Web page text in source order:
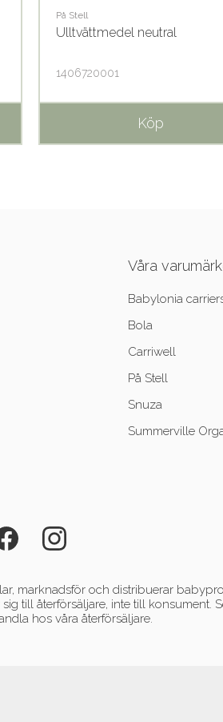
På Stell
Ulltvättmedel neutral
1406720001
Köp
Våra
Babylonia
Bola
Carriwell
På Stell
Snuza
Summerville
marknadsför och distribuerar
till återförsäljare, inte till konsument.
hos våra återförsäljare.